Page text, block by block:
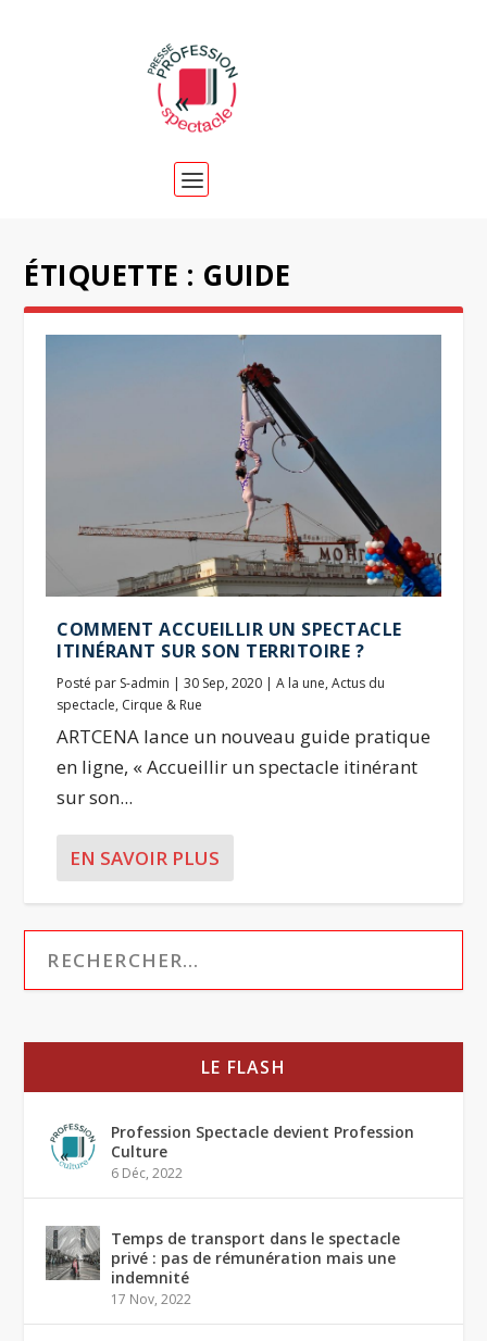
ÉTIQUETTE : GUIDE
COMMENT ACCUEILLIR UN SPECTACLE
ITINÉRANT SUR SON TERRITOIRE ?
Posté par S-admin |30 Sep, 2020 |A la une,Actus du
spectacle, Cirque & Rue
ARTCENA lance un nouveau guide pratique
en ligne, « Accueillir un spectacle itinérant
sur son...
EN SAVOIR PLUS
LE FLASH
Profession Spectacle devient Profession
Culture
6 Déc, 2022
Temps de transport dans le spectacle
privé : pas de rémunération mais une
indemnité
17 Nov, 2022